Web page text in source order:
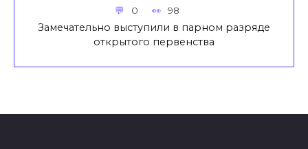
0 98
Замечательно выступили в парном разряде
открытого первенства